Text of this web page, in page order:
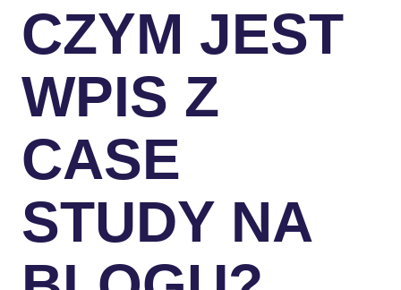
CZYM JEST
WPIS Z
CASE
STUDY NA